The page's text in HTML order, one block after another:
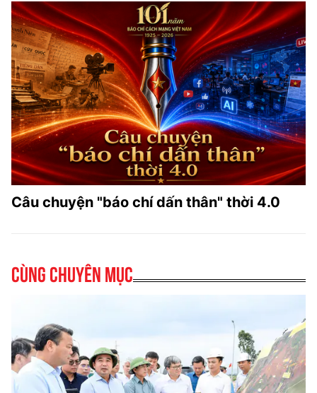
Câu chuyện "báo chí dấn thân" thời 4.0
Cùng chuyên mục